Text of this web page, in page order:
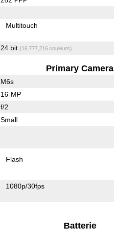
Multitouch
24 bit (16,777,216 couleurs)
Primary Camera
M6s
16-MP
f/2
Small
Flash
1080p/30fps
Batterie